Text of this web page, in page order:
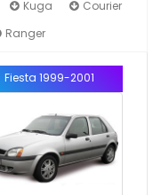
Kuga
Courier
Ranger
Fiesta 1999-2001